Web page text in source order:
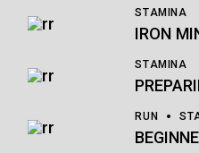
STAMINA
IRON
STAMINA
RUN